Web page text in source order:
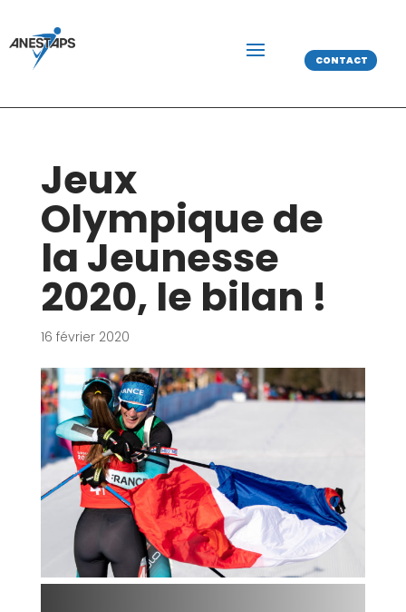
CONTACT
Jeux
Olympique de
la Jeunesse
2020, le bilan !
16 février 2020